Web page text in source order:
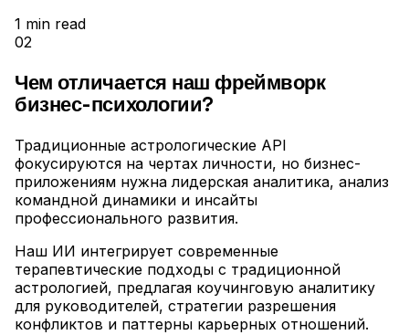
1 min read
02
Чем отличается наш фреймворк
бизнес-психологии?
Традиционные астрологические API
фокусируются на чертах личности, но бизнес-
приложениям нужна лидерская аналитика, анализ
командной динамики и инсайты
профессионального развития.
Наш ИИ интегрирует современные
терапевтические подходы с традиционной
астрологией, предлагая коучинговую аналитику
для руководителей, стратегии разрешения
конфликтов и паттерны карьерных отношений.